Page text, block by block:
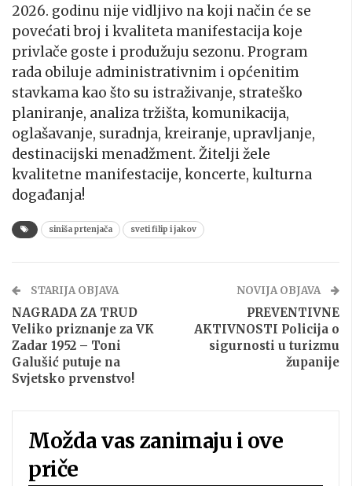
2026. godinu nije vidljivo na koji način će se
povećati broj i kvaliteta manifestacija koje
privlače goste i produžuju sezonu. Program
rada obiluje administrativnim i općenitim
stavkama kao što su istraživanje, strateško
planiranje, analiza tržišta, komunikacija,
oglašavanje, suradnja, kreiranje, upravljanje,
destinacijski menadžment. Žitelji žele
kvalitetne manifestacije, koncerte, kulturna
događanja!
siniša prtenjača sveti filip i jakov
STARIJA OBJAVA
NAGRADA ZA TRUD
Veliko priznanje za VK
Zadar 1952 – Toni
Galušić putuje na
Svjetsko prvenstvo!
NOVIJA OBJAVA
PREVENTIVNE
AKTIVNOSTI Policija o
sigurnosti u turizmu
županije
Možda vas zanimaju i ove
priče